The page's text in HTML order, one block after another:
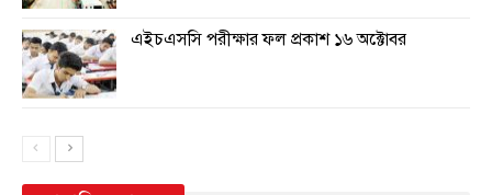
এইচএসসি পরীক্ষার ফল প্রকাশ ১৬ অক্টোবর